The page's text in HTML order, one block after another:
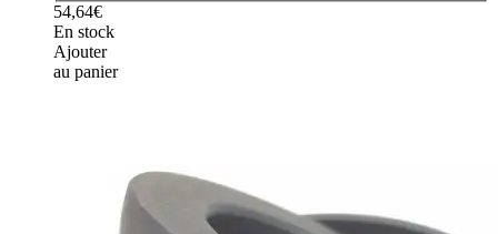
54,64€
En stock
Ajouter
au panier